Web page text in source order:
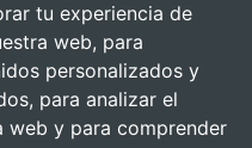
tu experiencia de
web, para
personalizados y
para analizar el
web y para comprender